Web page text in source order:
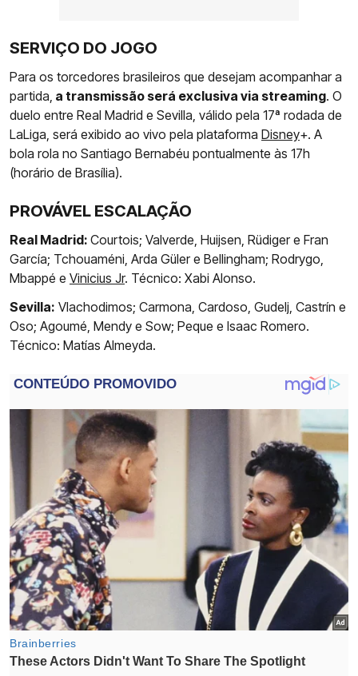
SERVIÇO DO JOGO
Para os torcedores brasileiros que desejam acompanhar a
partida, a transmissão será exclusiva via streaming. O
duelo entre Real Madrid e Sevilla, válido pela 17ª rodada de
LaLiga, será exibido ao vivo pela plataforma Disney+. A
bola rola no Santiago Bernabéu pontualmente às 17h
(horário de Brasília).
PROVÁVEL ESCALAÇÃO
Real Madrid: Courtois; Valverde, Huijsen, Rüdiger e Fran
García; Tchouaméni, Arda Güler e Bellingham; Rodrygo,
Mbappé e Vinicius Jr. Técnico: Xabi Alonso.
Sevilla: Vlachodimos; Carmona, Cardoso, Gudelj, Castrín e
Oso; Agoumé, Mendy e Sow; Peque e Isaac Romero.
Técnico: Matías Almeyda.